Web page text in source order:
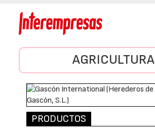
AGRICULTURA
PRODUCTOS